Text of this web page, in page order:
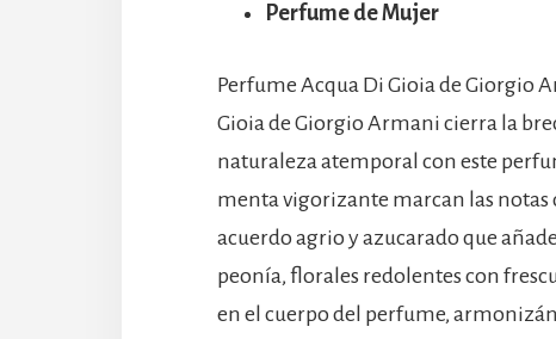
Perfume de Mujer
Perfume Acqua Di Gioia de Giorgio
Gioia de Giorgio Armani cierra la
naturaleza atemporal con este
menta vigorizante marcan las notas
acuerdo agrio y azucarado que
peonía, florales redolentes con
en el cuerpo del perfume,